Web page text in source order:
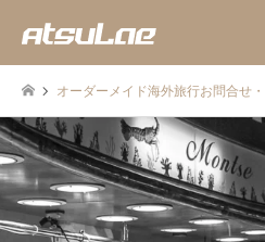
オーダーメイド海外旅行お問合せ